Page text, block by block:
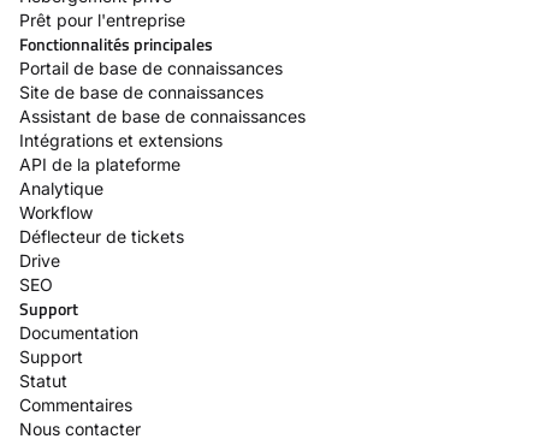
Prêt pour l'entreprise
Fonctionnalités principales
Portail de base de connaissances
Site de base de connaissances
Assistant de base de connaissances
Intégrations et extensions
API de la plateforme
Analytique
Workflow
Déflecteur de tickets
Drive
SEO
Support
Documentation
Support
Statut
Commentaires
Nous contacter